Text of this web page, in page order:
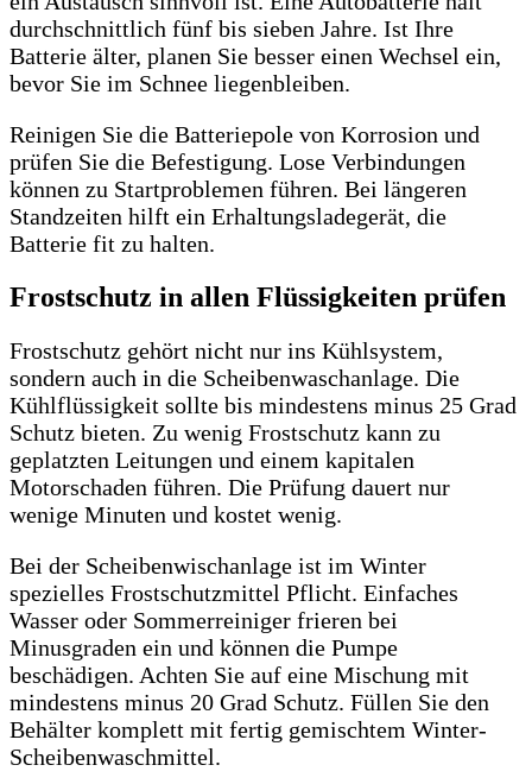
durchschnittlich fünf bis sieben Jahre. Ist Ihre
Batterie älter, planen Sie besser einen Wechsel ein,
bevor Sie im Schnee liegenbleiben.
Reinigen Sie die Batteriepole von Korrosion und
prüfen Sie die Befestigung. Lose Verbindungen
können zu Startproblemen führen. Bei längeren
Standzeiten hilft ein Erhaltungsladegerät, die
Batterie fit zu halten.
Frostschutz in allen Flüssigkeiten prüfen
Frostschutz gehört nicht nur ins Kühlsystem,
sondern auch in die Scheibenwaschanlage. Die
Kühlflüssigkeit sollte bis mindestens minus 25 Grad
Schutz bieten. Zu wenig Frostschutz kann zu
geplatzten Leitungen und einem kapitalen
Motorschaden führen. Die Prüfung dauert nur
wenige Minuten und kostet wenig.
Bei der Scheibenwischanlage ist im Winter
spezielles Frostschutzmittel Pflicht. Einfaches
Wasser oder Sommerreiniger frieren bei
Minusgraden ein und können die Pumpe
beschädigen. Achten Sie auf eine Mischung mit
mindestens minus 20 Grad Schutz. Füllen Sie den
Behälter komplett mit fertig gemischtem Winter-
Scheibenwaschmittel.